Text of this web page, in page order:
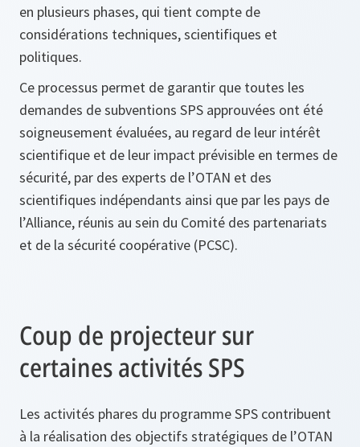
en plusieurs phases, qui tient compte de
considérations techniques, scientifiques et
politiques.
Ce processus permet de garantir que toutes les
demandes de subventions SPS approuvées ont été
soigneusement évaluées, au regard de leur intérêt
scientifique et de leur impact prévisible en termes de
sécurité, par des experts de l’OTAN et des
scientifiques indépendants ainsi que par les pays de
l’Alliance, réunis au sein du Comité des partenariats
et de la sécurité coopérative (PCSC).
Coup de projecteur sur
certaines activités SPS
Les activités phares du programme SPS contribuent
à la réalisation des objectifs stratégiques de l’OTAN